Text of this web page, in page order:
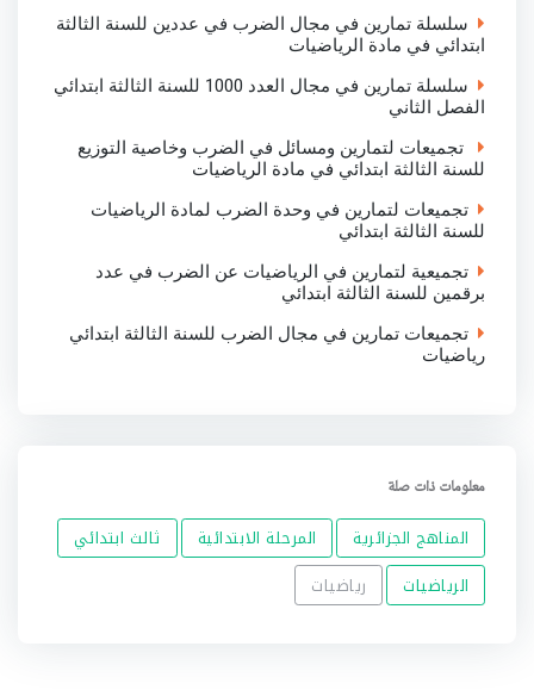
سلسلة تمارين في مجال الضرب في عددين للسنة الثالثة
ابتدائي في مادة الرياضيات
سلسلة تمارين في مجال العدد 1000 للسنة الثالثة ابتدائي
الفصل الثاني
تجميعات لتمارين ومسائل في الضرب وخاصية التوزيع
للسنة الثالثة ابتدائي في مادة الرياضيات
تجميعات لتمارين في وحدة الضرب لمادة الرياضيات
للسنة الثالثة ابتدائي
تجميعية لتمارين في الرياضيات عن الضرب في عدد
برقمين للسنة الثالثة ابتدائي
تجميعات تمارين في مجال الضرب للسنة الثالثة ابتدائي
رياضيات
معلومات ذات صلة
المناهج الجزائرية المرحلة الابتدائية
ثالث ابتدائي
الرياضيات
رياضيات